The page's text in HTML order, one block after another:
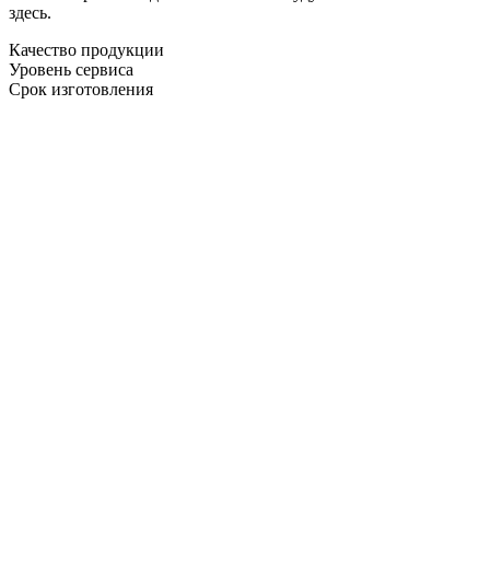
здесь.
Качество продукции
Уровень сервиса
Срок изготовления